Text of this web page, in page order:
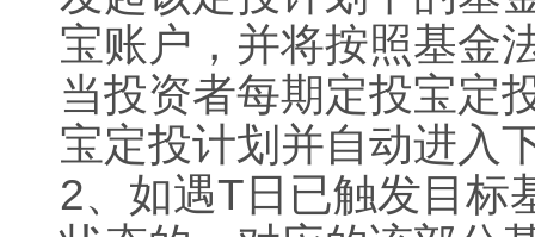
宝账户，并将按照基金
当投资者每期定投宝定
宝定投计划并自动进入
2、如遇T 日已触发目标